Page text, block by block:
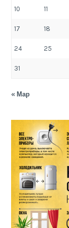
10 11
17 18
24 25
31
« Мар